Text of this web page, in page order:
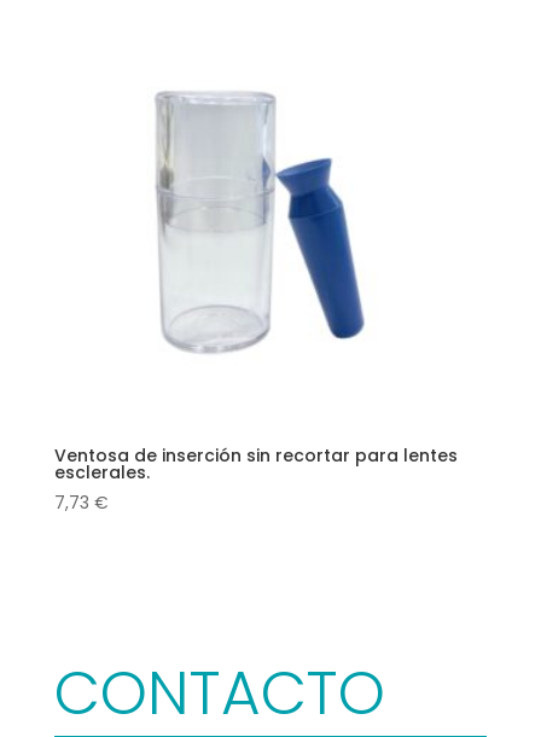
Ventosa de inserción sin recortar para lentes
esclerales.
7,73 €
CONTACTO